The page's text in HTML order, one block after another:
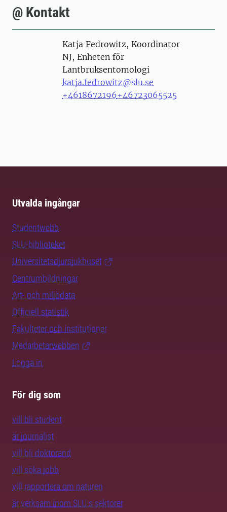
@ Kontakt
PersonKatja Fedrowitz, Koordinator
NJ, Enheten för
Lantbruksentomologi
katja.fedrowitz@slu.se
+4618672196+46723065525
Utvalda ingångar
Studentwebb
SLU-biblioteket
Universitetsdjursjukhuset
Centrumbildningar
Art- och miljödata
Officiell statistik
Fakulteter och institutioner
Medarbetarwebben
Logga in
För dig som
vill bli student
är journalist
vill bli doktorand
vill söka jobb
vill rapportera om naturen
är verksam inom SLU:s sektorer